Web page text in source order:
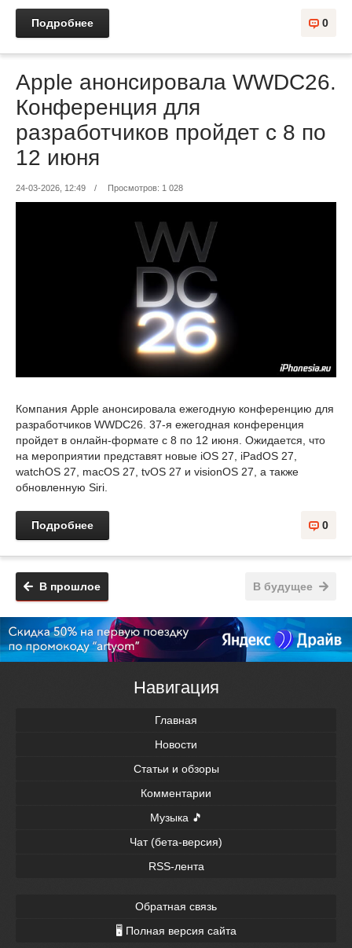
Подробнее 0
Apple анонсировала WWDC26.
Конференция для
разработчиков пройдет с 8 по
12 июня
24-03-2026, 12:49 / Просмотров: 1 028
Компания Apple анонсировала ежегодную конференцию для
разработчиков WWDC26. 37-я ежегодная конференция
пройдет в онлайн-формате с 8 по 12 июня. Ожидается, что
на мероприятии представят новые iOS 27, iPadOS 27,
watchOS 27, macOS 27, tvOS 27 и visionOS 27, а также
обновленную Siri.
Подробнее 0
В будущее
В прошлое
Навигация
Главная
Новости
Статьи и обзоры
Комментарии
Музыка 🎵
Чат (бета-версия)
RSS-лента
Обратная связь
🖥 Полная версия сайта